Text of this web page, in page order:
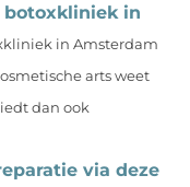
botoxkliniek in
in Amsterdam
arts weet
dan ook
via deze